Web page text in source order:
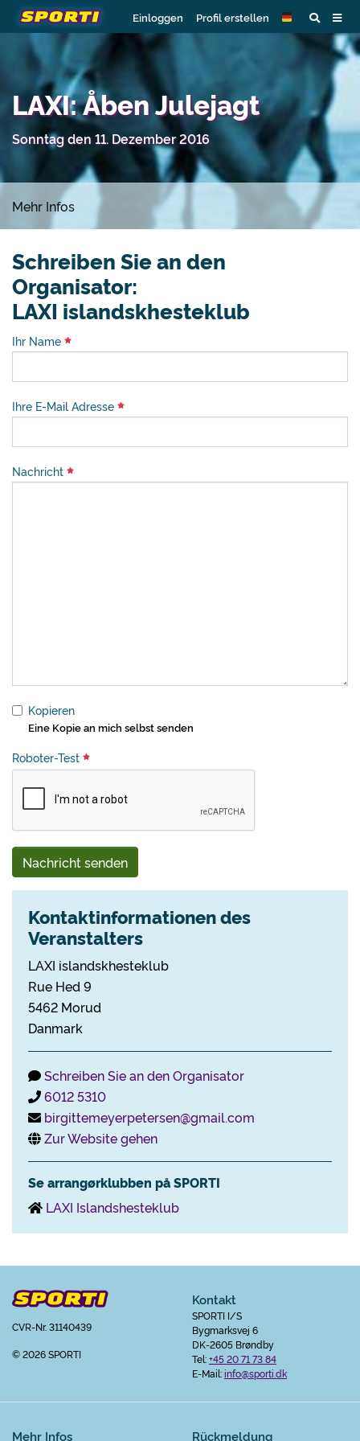
Einloggen Profil erstellen
LAXI: Åben Julejagt
Sonntag den 11. Dezember 2016
Mehr Infos
Schreiben Sie an den
Organisator:
LAXI islandskhesteklub
Ihr Name
Ihre E-Mail Adresse
Nachricht
Kopieren
Eine Kopie an mich selbst senden
Roboter-Test
Nachricht senden
Kontaktinformationen des
Veranstalters
LAXI islandskhesteklub
Rue Hed 9
5462 Morud
Danmark
Schreiben Sie an den Organisator
6012 5310
birgittemeyerpetersen@gmail.com
Zur Website gehen
Se arrangørklubben på SPORTI
LAXI Islandshesteklub
CVR-Nr. 31140439
© 2026 SPORTI
Kontakt
SPORTI I/S
Bygmarksvej 6
DK-2605 Brøndby
Tel:+45 20 71 73 84
E-Mail:info@sporti.dk
Mehr Infos Rückmeldung